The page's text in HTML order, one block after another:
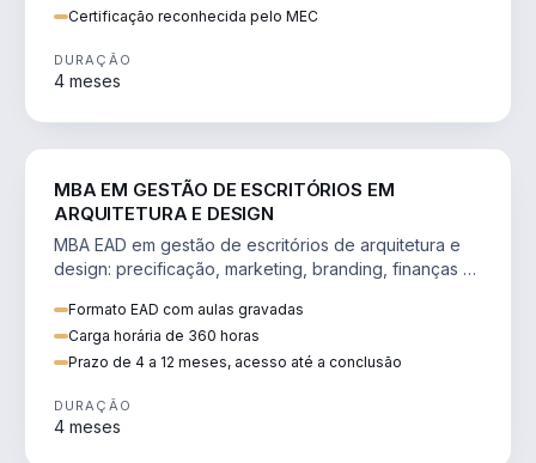
Certificação reconhecida pelo MEC
DURAÇÃO
4 meses
MBA EM GESTÃO DE ESCRITÓRIOS EM
ARQUITETURA E DESIGN
MBA EAD em gestão de escritórios de arquitetura e
design: precificação, marketing, branding, finanças e
Formato EAD com aulas gravadas
Carga horária de 360 horas
Prazo de 4 a 12 meses, acesso até a conclusão
DURAÇÃO
4 meses